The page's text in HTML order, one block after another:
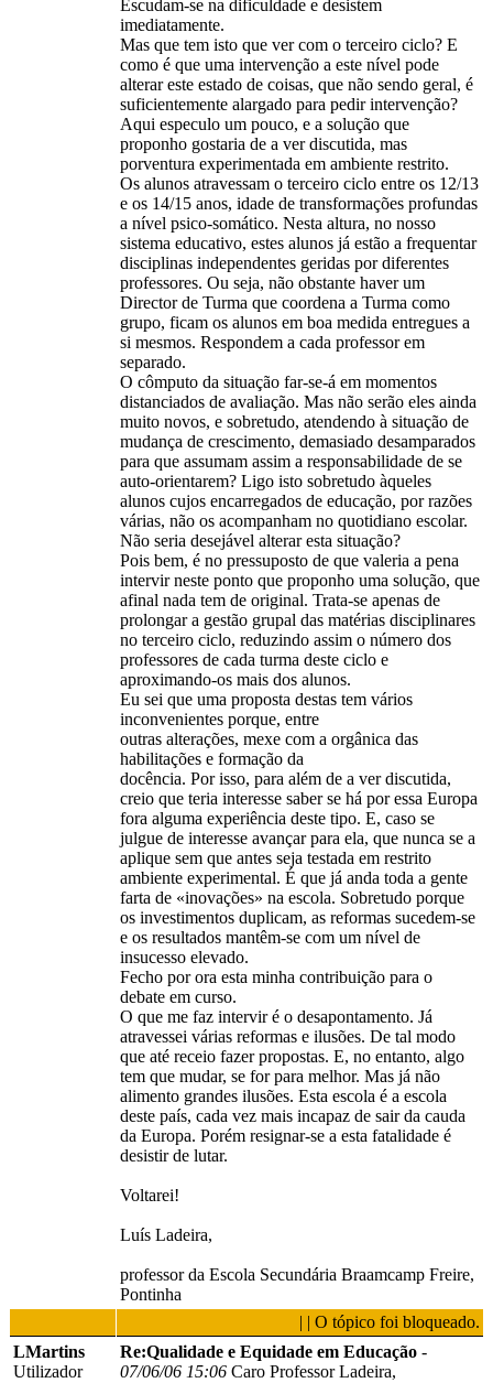
Escudam-se na dificuldade e desistem
imediatamente.
Mas que tem isto que ver com o terceiro ciclo? E
como é que uma intervenção a este nível pode
alterar este estado de coisas, que não sendo geral, é
suficientemente alargado para pedir intervenção?
Aqui especulo um pouco, e a solução que
proponho gostaria de a ver discutida, mas
porventura experimentada em ambiente restrito.
Os alunos atravessam o terceiro ciclo entre os 12/13
e os 14/15 anos, idade de transformações profundas
a nível psico-somático. Nesta altura, no nosso
sistema educativo, estes alunos já estão a frequentar
disciplinas independentes geridas por diferentes
professores. Ou seja, não obstante haver um
Director de Turma que coordena a Turma como
grupo, ficam os alunos em boa medida entregues a
si mesmos. Respondem a cada professor em
separado.
O cômputo da situação far-se-á em momentos
distanciados de avaliação. Mas não serão eles ainda
muito novos, e sobretudo, atendendo à situação de
mudança de crescimento, demasiado desamparados
para que assumam assim a responsabilidade de se
auto-orientarem? Ligo isto sobretudo àqueles
alunos cujos encarregados de educação, por razões
várias, não os acompanham no quotidiano escolar.
Não seria desejável alterar esta situação?
Pois bem, é no pressuposto de que valeria a pena
intervir neste ponto que proponho uma solução, que
afinal nada tem de original. Trata-se apenas de
prolongar a gestão grupal das matérias disciplinares
no terceiro ciclo, reduzindo assim o número dos
professores de cada turma deste ciclo e
aproximando-os mais dos alunos.
Eu sei que uma proposta destas tem vários
inconvenientes porque, entre
outras alterações, mexe com a orgânica das
habilitações e formação da
docência. Por isso, para além de a ver discutida,
creio que teria interesse saber se há por essa Europa
fora alguma experiência deste tipo. E, caso se
julgue de interesse avançar para ela, que nunca se a
aplique sem que antes seja testada em restrito
ambiente experimental. É que já anda toda a gente
farta de «inovações» na escola. Sobretudo porque
os investimentos duplicam, as reformas sucedem-se
e os resultados mantêm-se com um nível de
insucesso elevado.
Fecho por ora esta minha contribuição para o
debate em curso.
O que me faz intervir é o desapontamento. Já
atravessei várias reformas e ilusões. De tal modo
que até receio fazer propostas. E, no entanto, algo
tem que mudar, se for para melhor. Mas já não
alimento grandes ilusões. Esta escola é a escola
deste país, cada vez mais incapaz de sair da cauda
da Europa. Porém resignar-se a esta fatalidade é
desistir de lutar.
Voltarei!
Luís Ladeira,
professor da Escola Secundária Braamcamp Freire,
Pontinha
| | O tópico foi bloqueado.
LMartins
Utilizador
Re:Qualidade e Equidade em Educação -
07/06/06 15:06 Caro Professor Ladeira,